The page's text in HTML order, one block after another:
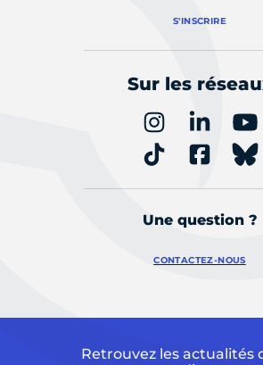
S'INSCRIRE
Sur les
Une question ?
CONTACTEZ-NOUS
Retrouvez les actualités